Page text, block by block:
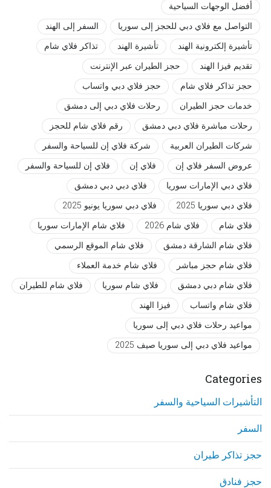
أفضل الوجهات السياحية
التواصل مع فلاي دبي للحجز إلى سوريا
السفر إلى الهند
تأشيرة إلكترونية الهند
تأشيرة الهند
تذاكر فلاي شام
تقديم فيزا الهند
حجز الطيران عبر الإنترنت
حجز تذاكر فلاي شام
حجز فلاي دبي واتساب
خدمات حجز الطيران
رحلات فلاي دبي إلى دمشق
رحلات مباشرة فلاي دبي دمشق
رقم فلاي شام للحجز
شركات الطيران العربية
شركة فلاي إن للسياحة والسفر
عروض السفر فلاي إن
فلاي إن
فلاي إن للسياحة والسفر
فلاي دبي الإمارات سوريا
فلاي دبي دبي دمشق
فلاي دبي سوريا 2025
فلاي دبي سوريا يونيو 2025
فلاي شام
فلاي شام 2026
فلاي شام الإمارات سوريا
فلاي شام الشارقة دمشق
فلاي شام الموقع الرسمي
فلاي شام حجز مباشر
فلاي شام خدمة العملاء
فلاي شام دبي دمشق
فلاي شام سوريا
فلاي شام للطيران
فلاي شام واتساب
فيزا الهند
مواعيد رحلات فلاي دبي إلى سوريا
مواعيد فلاي دبي إلى سوريا صيف 2025
Categories
التأشيرات السياحية والسفر
السفر
حجز تذاكر طيران
حجز فنادق